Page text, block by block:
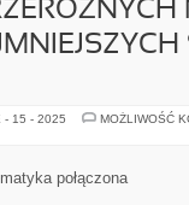
- 15 - 2025
MOŻLIWOŚĆ
połączona